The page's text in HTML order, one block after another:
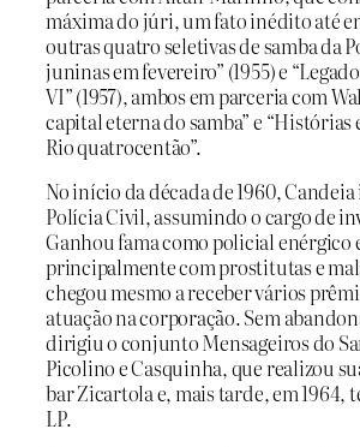
máxima do júri, um fato inédito até
outras quatro seletivas de samba da
juninas em fevereiro” (1955) e
VI” (1957), ambos em parceria com
capital eterna do samba” e “Histórias
Rio quatrocentão”.
No início da década de 1960,
Polícia Civil, assumindo o cargo de
Ganhou fama como policial
principalmente com prostitutas e
chegou mesmo a receber vários
atuação na corporação. Sem
dirigiu o conjunto Mensageiros do
Picolino e Casquinha, que realizou
bar Zicartola e, mais tarde, em 1964,
LP.